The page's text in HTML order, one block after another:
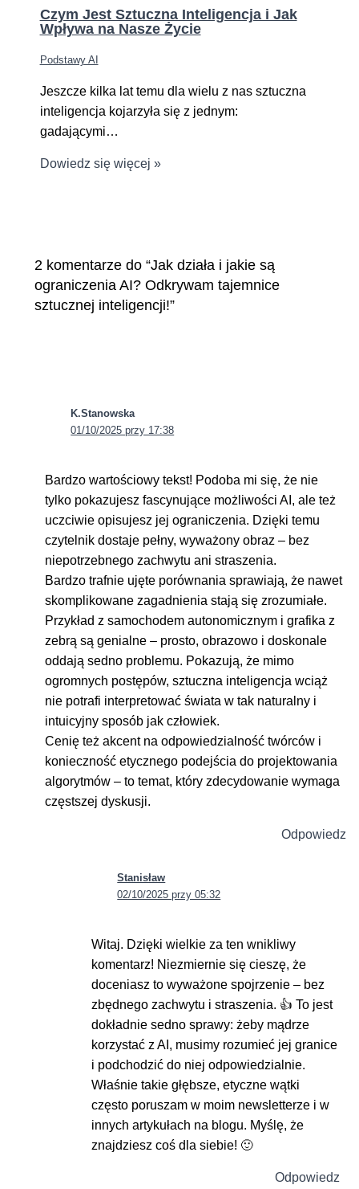
Czym Jest Sztuczna Inteligencja i Jak
Wpływa na Nasze Życie
Podstawy AI
Jeszcze kilka lat temu dla wielu z nas sztuczna
inteligencja kojarzyła się z jednym:
gadającymi…
Dowiedz się więcej »
2 komentarze do “Jak działa i jakie są
ograniczenia AI? Odkrywam tajemnice
sztucznej inteligencji!”
K.Stanowska
01/10/2025 przy 17:38
Bardzo wartościowy tekst! Podoba mi się, że nie
tylko pokazujesz fascynujące możliwości AI, ale też
uczciwie opisujesz jej ograniczenia. Dzięki temu
czytelnik dostaje pełny, wyważony obraz – bez
niepotrzebnego zachwytu ani straszenia.
Bardzo trafnie ujęte porównania sprawiają, że nawet
skomplikowane zagadnienia stają się zrozumiałe.
Przykład z samochodem autonomicznym i grafika z
zebrą są genialne – prosto, obrazowo i doskonale
oddają sedno problemu. Pokazują, że mimo
ogromnych postępów, sztuczna inteligencja wciąż
nie potrafi interpretować świata w tak naturalny i
intuicyjny sposób jak człowiek.
Cenię też akcent na odpowiedzialność twórców i
konieczność etycznego podejścia do projektowania
algorytmów – to temat, który zdecydowanie wymaga
częstszej dyskusji.
Odpowiedz
Stanisław
02/10/2025 przy 05:32
Witaj. Dzięki wielkie za ten wnikliwy
komentarz! Niezmiernie się cieszę, że
doceniasz to wyważone spojrzenie – bez
zbędnego zachwytu i straszenia. 👍 To jest
dokładnie sedno sprawy: żeby mądrze
korzystać z AI, musimy rozumieć jej granice
i podchodzić do niej odpowiedzialnie.
Właśnie takie głębsze, etyczne wątki
często poruszam w moim newsletterze i w
innych artykułach na blogu. Myślę, że
znajdziesz coś dla siebie! 🙂
Odpowiedz